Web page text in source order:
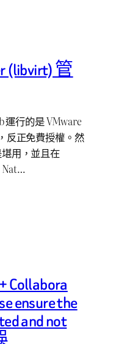
(libvirt) 管
運行的是 VMware
反正免費授權。然
堪用，並且在
Nat…
Collabora
ensure the
and not